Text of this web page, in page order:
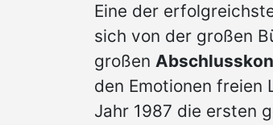
Eine der
sich von der großen
großen
den Emotionen freien
Jahr 1987 die ersten